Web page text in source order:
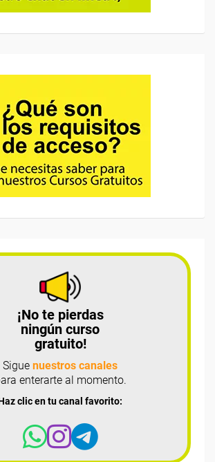
¡No te pierdas
ningún curso
gratuito!
Sigue nuestros canales
enterarte al momento.
clic en tu canal favorito: